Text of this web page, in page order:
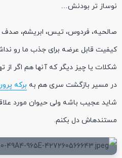
نوساز تر بودنش…
صالحیه، فردوس، تیس، ابریشم،
کیفیت قابل عرضه برای جذب ما رو
شکلات یا چیز دیگر که آنها هم اگر از
در مسیر بازگشت سری هم به برکه
شاید عجیب باشه ولی حیوان مورد
مستندهاش دل بکنم.